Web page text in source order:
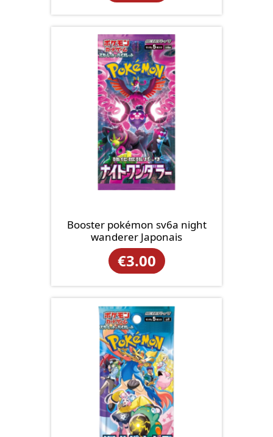
Booster pokémon sv6a night
wanderer Japonais
€3.00